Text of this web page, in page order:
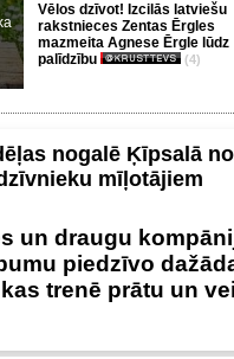
Vēlos dzīvot! Izcilās latviešu
rakstnieces Zentas Ērgles
mazmeita Agnese Ērgle lūdz
palīdzību
(4)
nogalē Ķīpsalā
mīļotājiem
un draugu
piedzīvo
trenē prātu un